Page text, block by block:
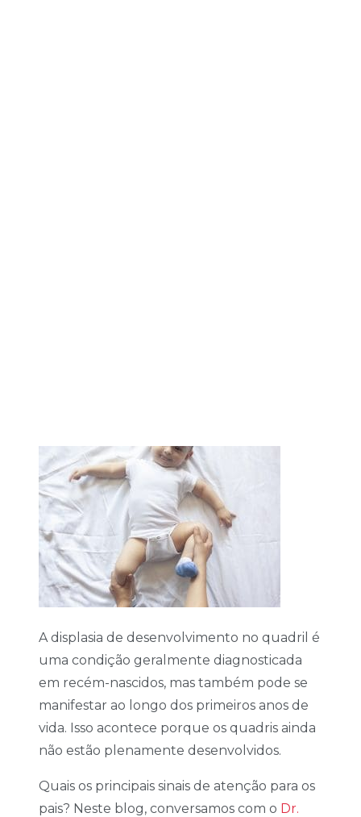
A displasia de desenvolvimento no quadril é
uma condição geralmente diagnosticada
em recém-nascidos, mas também pode se
manifestar ao longo dos primeiros anos de
vida. Isso acontece porque os quadris ainda
não estão plenamente desenvolvidos.
Quais os principais sinais de atenção para os
pais? Neste blog, conversamos com o Dr.